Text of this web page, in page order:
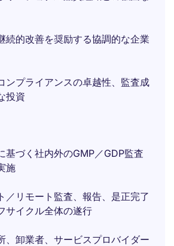
続的改善を奨励する協調的な企業
ンプライアンスの卓越性、監査成
投資
基づく社内外のGMP／GDP監査
施
／リモート監査、報告、是正完了
サイクル全体の遂行
、卸業者、サービスプロバイダー